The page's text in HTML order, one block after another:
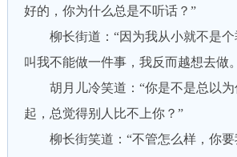
好的，你为什么总是不听话？”
柳长街道：“因为我从小就不是个
叫我不能做一件事，我反而越想去做
胡月儿冷笑道：“你是不是总以为
起，总觉得别人比不上你？”
柳长街笑道：“不管怎么样，你要